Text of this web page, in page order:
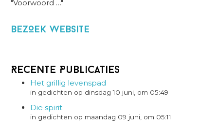
"Voorwoord …"
BezOek website
Recente Publicaties
Het grillig levenspad
in gedichten op dinsdag 10 juni, om 05:49
Die spirit
in gedichten op maandag 09 juni, om 05:11